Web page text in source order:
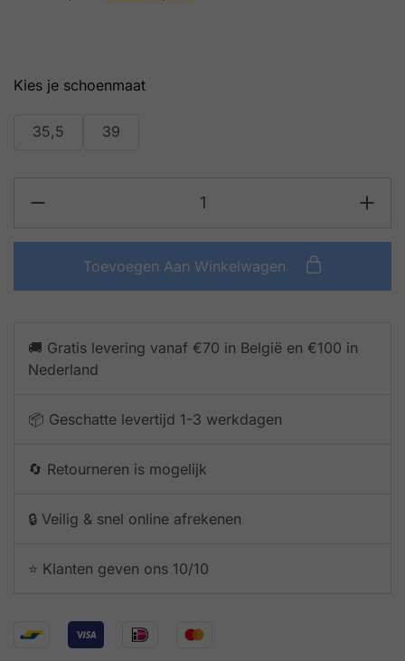
schoenmaat
35,5 39
Toevoegen Aan Winkelwagen
🚚 Gratis levering vanaf €70 in België en €100 in
Nederland
📦 Geschatte levertijd 1-3 werkdagen
🔄 Retourneren is mogelijk
🔒 Veilig & snel online afrekenen
⭐️ Klanten geven ons 10/10